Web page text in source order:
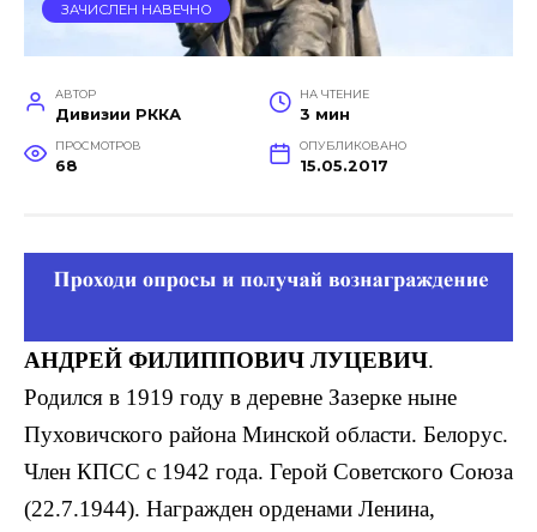
ЗАЧИСЛЕН НАВЕЧНО
АВТОР
Дивизии РККА
НА ЧТЕНИЕ
3 мин
ПРОСМОТРОВ
68
ОПУБЛИКОВАНО
15.05.2017
АНДРЕЙ ФИЛИППОВИЧ ЛУЦЕВИЧ.
Родился в 1919 году в деревне Зазерке ныне
Пуховичского района Минской области. Белорус.
Член КПСС с 1942 года. Герой Советского Союза
(22.7.1944). Награжден орденами Ленина,